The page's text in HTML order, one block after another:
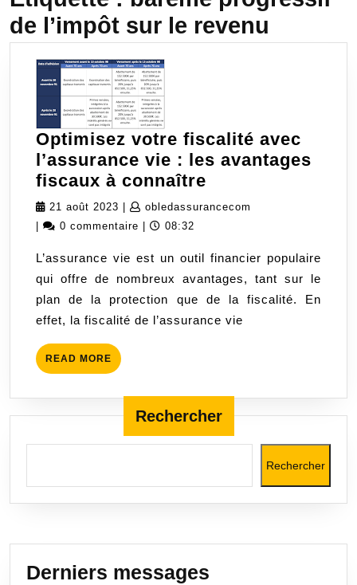
de l’impôt sur le revenu
Optimisez votre fiscalité avec
l’assurance vie : les avantages
fiscaux à connaître
votre
l’assurance
vie
:
les
connaître
21 août 2023 21
août
obledassurancecom
0 commentaire 08:32
L’assurance vie est un outil financier populaire
qui offre de nombreux avantages, tant sur le
plan de la protection que de la fiscalité. En
effet, la fiscalité de l’assurance vie
READ MORE READ
MORE
Rechercher
Rechercher
Derniers messages